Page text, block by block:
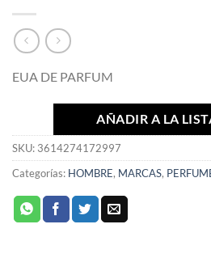
EUA DE PARFUM
AÑADIR A LA
SKU: 3614274172997
Categorías: HOMBRE, MARCAS,